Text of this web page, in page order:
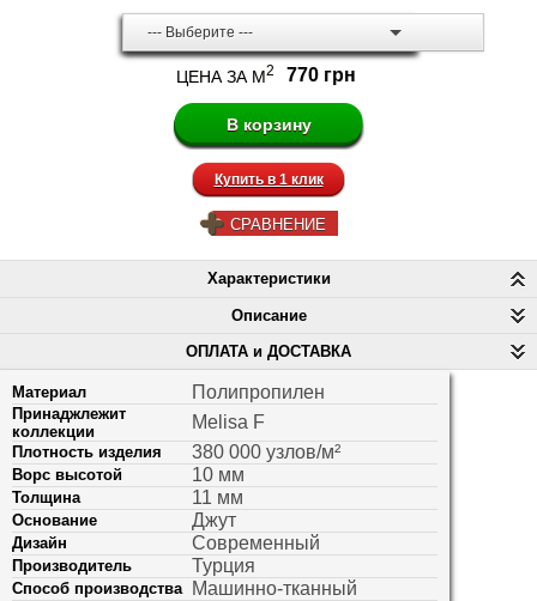
--- Выберите ---
ЦЕНА ЗА М2 770 грн
Купить в 1 клик
СРАВНЕНИЕ
Характеристики
Описание
ОПЛАТА и ДОСТАВКА
Материал Полипропилен
Принаджлежит
коллекции
Melisa F
Плотность изделия 380 000 узлов/м²
Ворс высотой 10 мм
Толщина 11 мм
Основание Джут
Дизайн Современный
Производитель Турция
Способ производства Машинно-тканный